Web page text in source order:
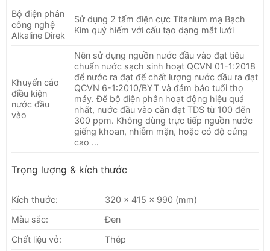
Bộ điện phân
công nghệ
Alkaline Direk
Sử dụng 2 tấm điện cực Titanium mạ Bạch
Kim quý hiếm với cấu tạo dạng mắt lưới
Khuyến cáo
điều kiện
nước đầu
vào
Nên sử dụng nguồn nước đầu vào đạt tiêu
chuẩn nước sạch sinh hoạt QCVN 01-1:2018
để nước ra đạt để chất lượng nước đầu ra đạt
QCVN 6-1:2010/BYT và đảm bảo tuổi thọ
máy. Để bộ điện phân hoạt động hiệu quả
nhất, nước đầu vào cần đạt TDS từ 100 đến
300 ppm. Không dùng trực tiếp nguồn nước
giếng khoan, nhiễm mặn, hoặc có độ cứng
cao …
Trọng lượng & kích thước
Kích thước:
320 x 415 x 990 (mm)
Màu sắc:
Đen
Chất liệu vỏ:
Thép